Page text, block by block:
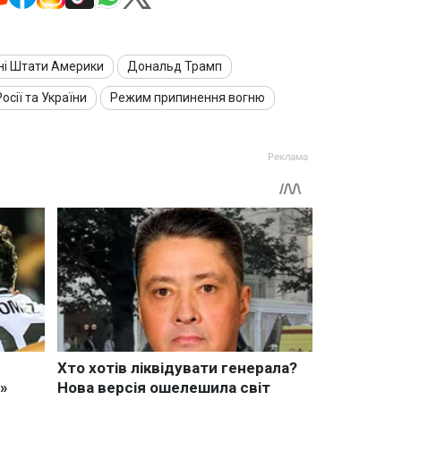
Штати Америки Дональд Трамп
та України Режим припинення вогню